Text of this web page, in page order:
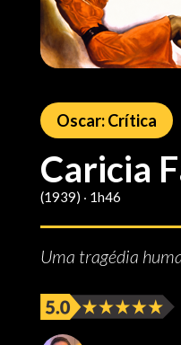
Oscar: Crítica
Caricia
(1939) ‧ 1h46
Uma tragédia